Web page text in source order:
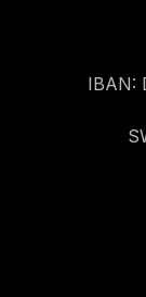
IBAN: